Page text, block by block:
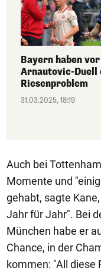
Bayern haben vor
Arnautovic-Duell
Riesenproblem
31.03.2025, 18:19
Auch bei
Momente und
gehabt, sagte
Jahr für Jahr". Bei
München habe er
Chance, in der
kommen: "All diese